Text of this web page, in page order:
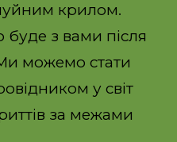
крилом.
з вами після
можемо стати
у світ
за межами